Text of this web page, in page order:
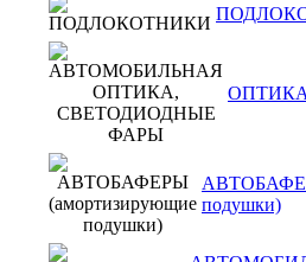
подушки)